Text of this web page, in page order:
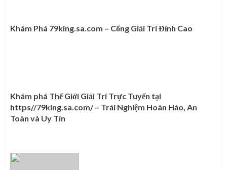
Khám Phá 79king.sa.com – Cổng Giải Trí Đỉnh Cao
Khám phá Thế Giới Giải Trí Trực Tuyến tại
https//79king.sa.com/ – Trải Nghiệm Hoàn Hảo, An
Toàn và Uy Tín